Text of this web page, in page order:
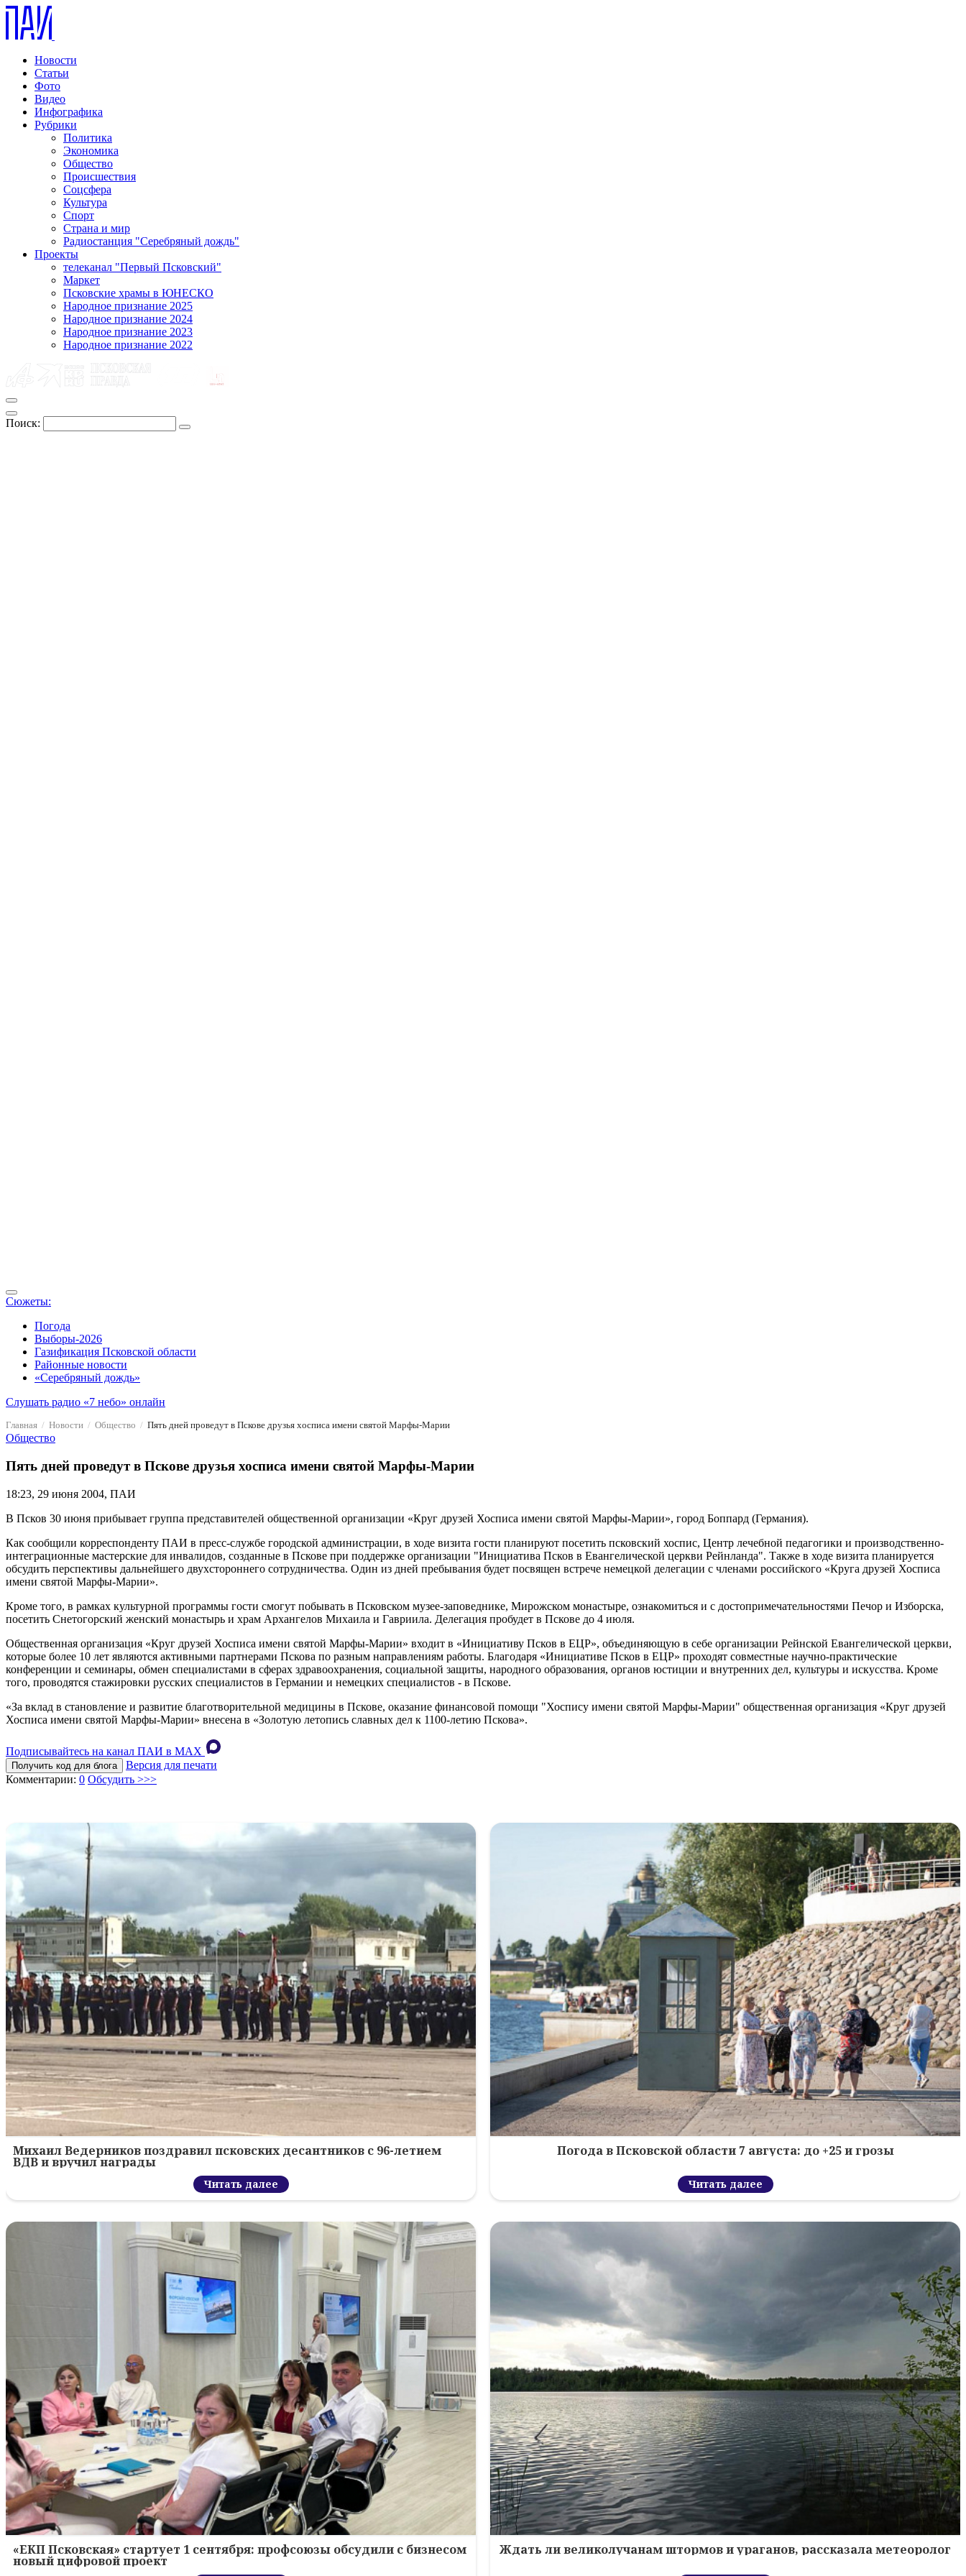
Новости
Статьи
Фото
Видео
Инфографика
Рубрики
Политика
Экономика
Общество
Происшествия
Соцсфера
Культура
Спорт
Страна и мир
Радиостанция "Серебряный дождь"
Проекты
телеканал "Первый Псковский"
Маркет
Псковские храмы в ЮНЕСКО
Народное признание 2025
Народное признание 2024
Народное признание 2023
Народное признание 2022
Поиск:
Сюжеты:
Погода
Выборы-2026
Газификация Псковской области
Районные новости
«Серебряный дождь»
Слушать радио «7 небо» онлайн
Главная Новости Общество Пять дней проведут в Пскове друзья хосписа имени святой Марфы-Марии
Общество
Пять дней проведут в Пскове друзья хосписа имени святой Марфы-Марии
18:23, 29 июня 2004, ПАИ
В Псков 30 июня прибывает группа представителей общественной организации «Круг друзей Хосписа имени святой Марфы-Марии», город Боппард (Германия).
Как сообщили корреспонденту ПАИ в пресс-службе городской администрации, в ходе визита гости планируют посетить псковский хоспис, Центр лечебной педагогики и производственно-
интеграционные мастерские для инвалидов, созданные в Пскове при поддержке организации "Инициатива Псков в Евангелической церкви Рейнланда". Также в ходе визита планируется
обсудить перспективы дальнейшего двухстороннего сотрудничества. Один из дней пребывания будет посвящен встрече немецкой делегации с членами российского «Круга друзей Хосписа
имени святой Марфы-Марии».
Кроме того, в рамках культурной программы гости смогут побывать в Псковском музее-заповеднике, Мирожском монастыре, ознакомиться и с достопримечательностями Печор и Изборска,
посетить Снетогорский женский монастырь и храм Архангелов Михаила и Гавриила. Делегация пробудет в Пскове до 4 июля.
Общественная организация «Круг друзей Хосписа имени святой Марфы-Марии» входит в «Инициативу Псков в ЕЦР», объединяющую в себе организации Рейнской Евангелической церкви,
которые более 10 лет являются активными партнерами Пскова по разным направлениям работы. Благодаря «Инициативе Псков в ЕЦР» проходят совместные научно-практические
конференции и семинары, обмен специалистами в сферах здравоохранения, социальной защиты, народного образования, органов юстиции и внутренних дел, культуры и искусства. Кроме
того, проводятся стажировки русских специалистов в Германии и немецких специалистов - в Пскове.
«За вклад в становление и развитие благотворительной медицины в Пскове, оказание финансовой помощи "Хоспису имени святой Марфы-Марии" общественная организация «Круг друзей
Хосписа имени святой Марфы-Марии» внесена в «Золотую летопись славных дел к 1100-летию Пскова».
Подписывайтесь на канал ПАИ в MAХ
Получить код для блога
Версия для печати
Комментарии: 0 Обсудить >>>
Михаил Ведерников поздравил псковских десантников с 96-летием
ВДВ и вручил награды
Читать далее
Погода в Псковской области 7 августа: до +25 и грозы
Читать далее
«ЕКП Псковская» стартует 1 сентября: профсоюзы обсудили с бизнесом
новый цифровой проект
Ждать ли великолучанам штормов и ураганов, рассказала метеоролог